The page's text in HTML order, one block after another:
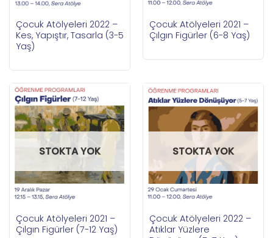
Çocuk Atölyeleri 2022 –
Kes, Yapıştır, Tasarla (3-5
Yaş)
Çocuk Atölyeleri 2021 –
Çılgın Figürler (6-8 Yaş)
STOKTA YOK
Çocuk Atölyeleri 2021 –
Çılgın Figürler (7-12 Yaş)
STOKTA YOK
Çocuk Atölyeleri 2022 –
Atıklar Yüzlere